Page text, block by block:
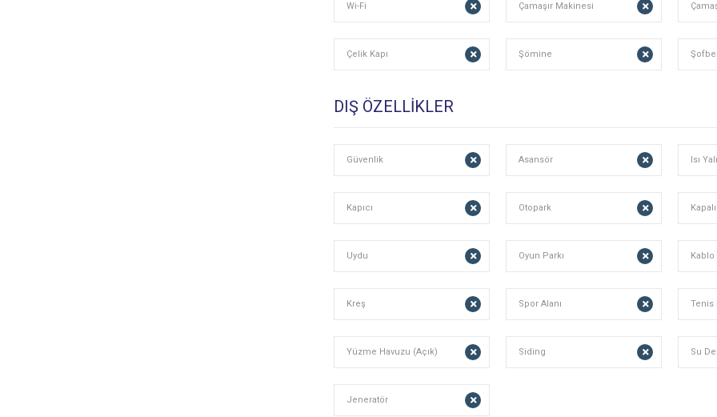
Wi-Fi Çamaşır Makinesi
Çelik Kapı Şömine
DIŞ ÖZELLİKLER
Güvenlik Asansör Isı
Kapıcı Otopark
Uydu Oyun Parkı Kablo
Kreş Spor Alanı Tenis
Yüzme Havuzu (Açık) Siding Su
Jeneratör